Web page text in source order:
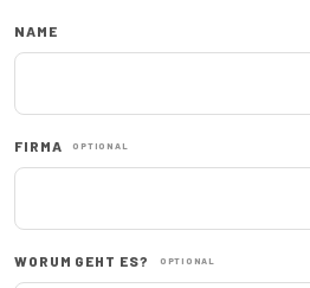
NAME
FIRMA OPTIONAL
WORUM GEHT ES? OPTIONAL